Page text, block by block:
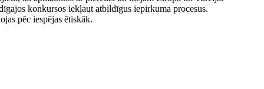
konkursos iekļaut atbildīgus iepirkuma procesus.
pēc iespējas ētiskāk.